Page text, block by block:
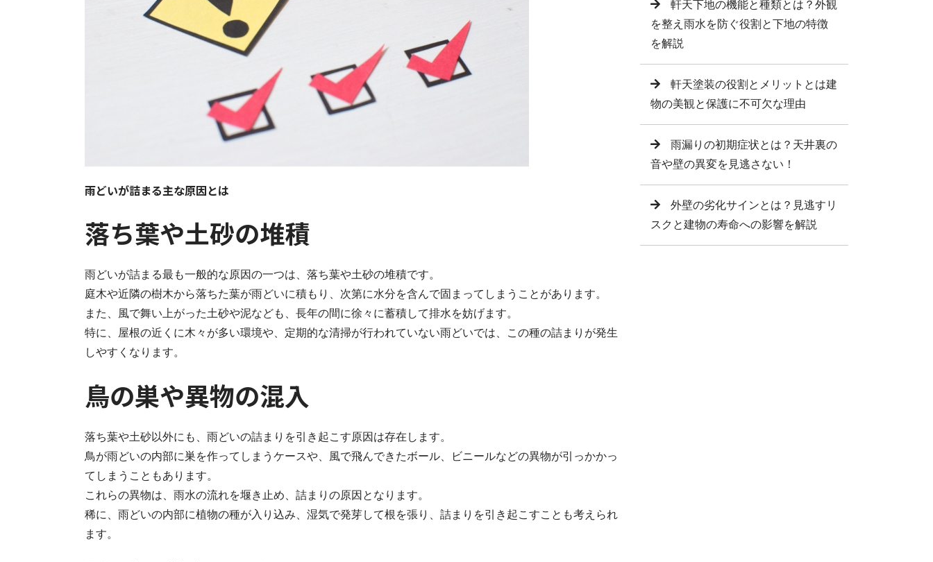
雨どいが詰まる主な原因とは
落ち葉や土砂の堆積
雨どいが詰まる最も一般的な原因の一つは、落ち葉や土砂の堆積です。
庭木や近隣の樹木から落ちた葉が雨どいに積もり、次第に水分を含んで固まってしまうことがあります。
また、風で舞い上がった土砂や泥なども、長年の間に徐々に蓄積して排水を妨げます。
特に、屋根の近くに木々が多い環境や、定期的な清掃が行われていない雨どいでは、この種の詰まりが発生
しやすくなります。
鳥の巣や異物の混入
落ち葉や土砂以外にも、雨どいの詰まりを引き起こす原因は存在します。
鳥が雨どいの内部に巣を作ってしまうケースや、風で飛んできたボール、ビニールなどの異物が引っかかっ
てしまうこともあります。
これらの異物は、雨水の流れを堰き止め、詰まりの原因となります。
稀に、雨どいの内部に植物の種が入り込み、湿気で発芽して根を張り、詰まりを引き起こすことも考えられ
ます。
軒天下地の機能と種類とは？外観
を整え雨水を防ぐ役割と下地の特徴
を解説
軒天塗装の役割とメリットとは建
物の美観と保護に不可欠な理由
雨漏りの初期症状とは？天井裏の
音や壁の異変を見逃さない！
外壁の劣化サインとは？見逃すリ
スクと建物の寿命への影響を解説